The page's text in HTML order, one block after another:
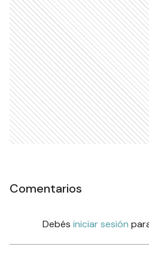
Comentarios
Debés iniciar sesión